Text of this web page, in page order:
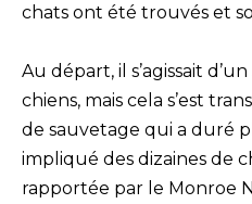
chats ont été trouvés et
Au départ, il s’agissait
chiens, mais cela s’est
de sauvetage qui a duré
impliqué des dizaines de
rapportée par le Monroe